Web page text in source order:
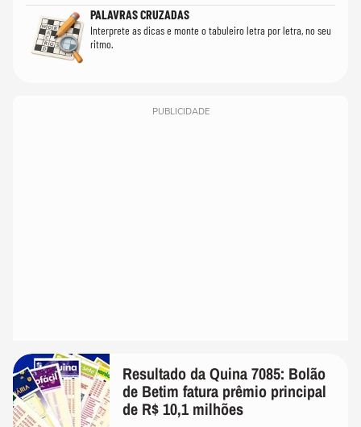
PALAVRAS CRUZADAS
Interprete as dicas e monte o tabuleiro letra por letra, no seu
ritmo.
PUBLICIDADE
Resultado da Quina 7085: Bolão
de Betim fatura prêmio principal
de R$ 10,1 milhões